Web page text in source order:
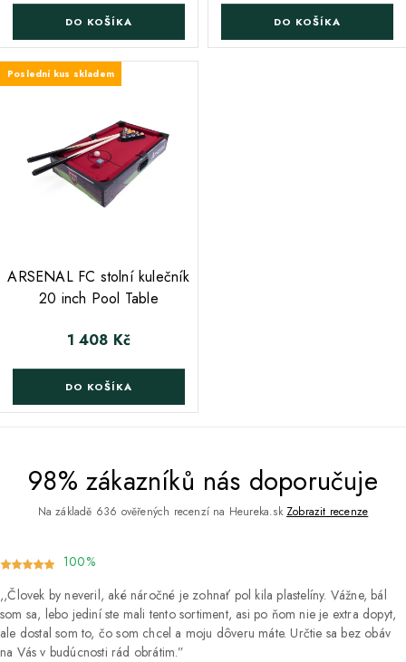
DO KOŠÍKA DO KOŠÍKA
Poslední kus skladem
ARSENAL FC stolní kulečník
20 inch Pool Table
Cena
1 408 Kč
DO KOŠÍKA
98% zákazníků nás doporučuje
Na základě 636 ověřených recenzí na Heureka.sk Zobrazit recenze
100%
Človek by neveril, aké náročné je zohnať pol kila plastelíny. Vážne, bál
som sa, lebo jediní ste mali tento sortiment, asi po ňom nie je extra dopyt,
ale dostal som to, čo som chcel a moju dôveru máte. Určtie sa bez obáv
na Vás v budúcnosti rád obrátim.